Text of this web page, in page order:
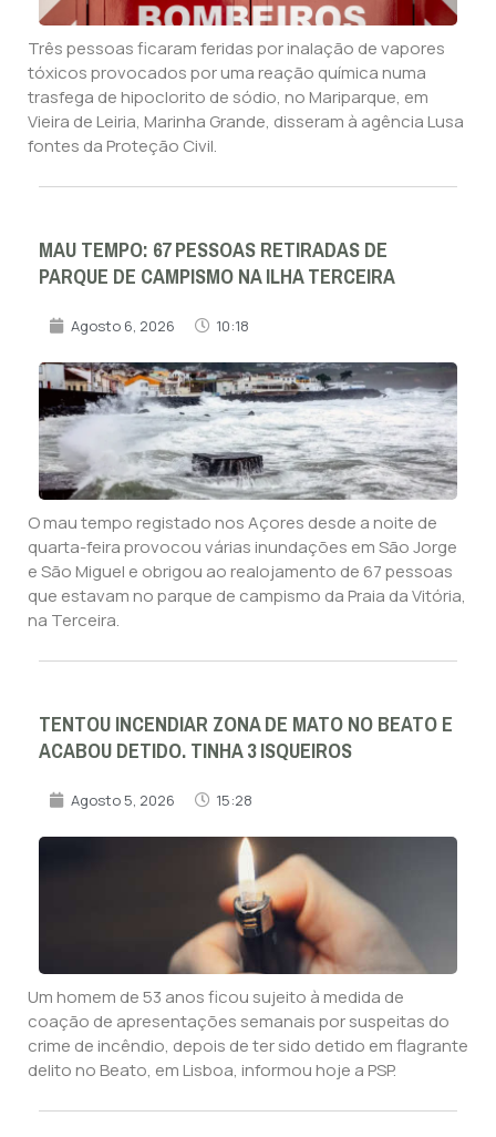
Três pessoas ficaram feridas por inalação de vapores
tóxicos provocados por uma reação química numa
trasfega de hipoclorito de sódio, no Mariparque, em
Vieira de Leiria, Marinha Grande, disseram à agência Lusa
fontes da Proteção Civil.
MAU TEMPO: 67 PESSOAS RETIRADAS DE
PARQUE DE CAMPISMO NA ILHA TERCEIRA
Agosto 6, 2026 10:18
O mau tempo registado nos Açores desde a noite de
quarta-feira provocou várias inundações em São Jorge
e São Miguel e obrigou ao realojamento de 67 pessoas
que estavam no parque de campismo da Praia da Vitória,
na Terceira.
TENTOU INCENDIAR ZONA DE MATO NO BEATO E
ACABOU DETIDO. TINHA 3 ISQUEIROS
Agosto 5, 2026 15:28
Um homem de 53 anos ficou sujeito à medida de
coação de apresentações semanais por suspeitas do
crime de incêndio, depois de ter sido detido em flagrante
delito no Beato, em Lisboa, informou hoje a PSP.